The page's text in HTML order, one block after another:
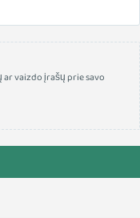
vaizdo įrašų prie savo